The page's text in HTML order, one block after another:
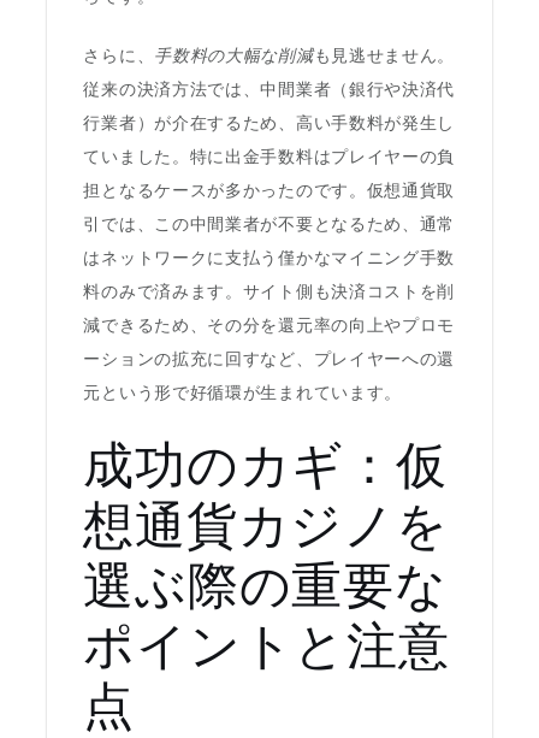
さらに、 手数料の大幅な削減も見逃せません。
従来の決済方法では、中間業者（銀行や決済代
行業者）が介在するため、高い手数料が発生し
ていました。特に出金手数料はプレイヤーの負
担となるケースが多かったのです。仮想通貨取
引では、この中間業者が不要となるため、通常
はネットワークに支払う僅かなマイニング手数
料のみで済みます。サイト側も決済コストを削
減できるため、その分を還元率の向上やプロモ
ーションの拡充に回すなど、プレイヤーへの還
元という形で好循環が生まれています。
成功のカギ：仮
想通貨カジノを
選ぶ際の重要な
ポイントと注意
点